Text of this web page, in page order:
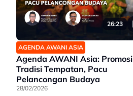
26:23
AGENDA AWANI ASIA
Agenda AWANI Asia: Promosi
Tradisi Tempatan, Pacu
Pelancongan Budaya
28/02/2026